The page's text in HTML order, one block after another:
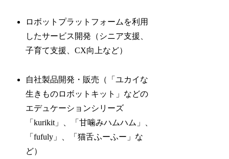
ロボットプラットフォームを利用
したサービス開発（シニア支援、
子育て支援、CX向上など）
自社製品開発・販売（「ユカイな
生きものロボットキット」などの
エデュケーションシリーズ
「kurikit」、「甘噛みハムハム」、
「fufuly」、「猫舌ふーふー」な
ど）